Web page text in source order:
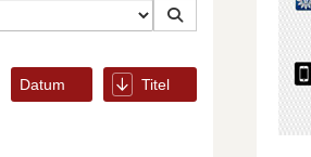
Datum Titel